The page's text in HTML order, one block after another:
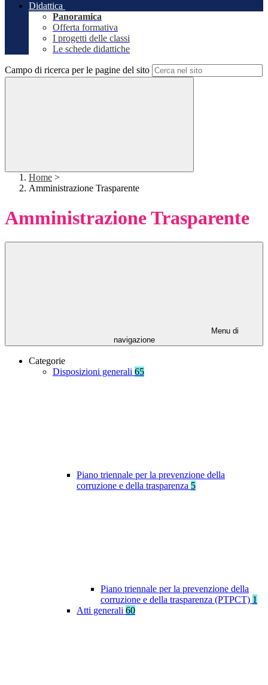
Didattica
Panoramica
Offerta formativa
I progetti delle classi
Le schede didattiche
Campo di ricerca per le pagine del sito
Home >
Amministrazione Trasparente
Amministrazione Trasparente
Menu di
navigazione
Categorie
Disposizioni generali 65
Piano triennale per la prevenzione della
corruzione e della trasparenza 5
Piano triennale per la prevenzione della
corruzione e della trasparenza (PTPCT) 1
Atti generali 60